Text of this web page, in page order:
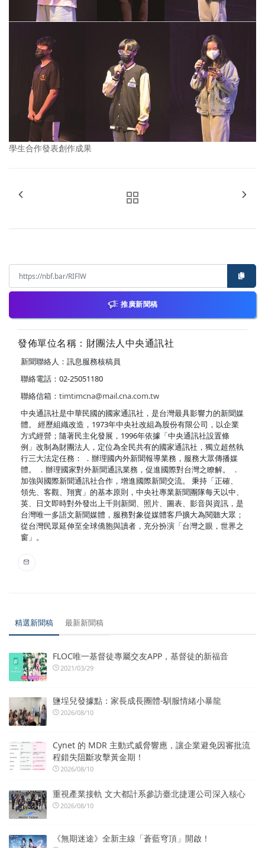
學生合作發表創作成果
推廣新聞稿
發佈單位名稱：財團法人中央通訊社
新聞聯絡人：訊息服務核稿員
聯絡電話：02-25051180
聯絡信箱： timtimcna@mail.cna.com.tw
中央通訊社是中華民國的國家通訊社，是台灣最具影響力的新聞媒
體。 經歷組織改造，1973年中央社改組為股份有限公司，以企業
方式經營；隨著民主化發展，1996年依據「中央通訊社設置條
例」改制為財團法人，定位為全民共有的國家通訊社，獨立超然執
行三大法定任務： ．辦理國內外新聞報導業務，服務大眾傳播媒
體。 ．辦理國家對外新聞通訊業務，促進國際對台灣之瞭解。 ．
加強與國際新聞通訊社合作，增進國際新聞交流。 秉持「正確、
領先、客觀、翔實」的基本原則，中央社專業新聞團隊每天以中、
英、日文即時對外發出上千則新聞、照片、圖表、影音與資訊，是
台灣唯一多語文新聞媒體，服務對象從媒體客戶擴大為閱聽大眾；
從台灣民眾延伸至全球僑胞與讀者，充分扮演「台灣之眼，世界之
窗」。
精選新聞稿 最新新聞稿
FLOC唯一基督徒專屬交友APP，基督徒的新福音
2021/03/29
鹽埕兒發據點：家長成長團體-馴服情緒小暴龍
2026/08/10
Cynet 的 MDR 主動式威脅響應，讓企業避免因審批流
程錯失阻斷攻擊黃金期！
2026/08/10
重視產業接軌 文大都計系參訪臺北捷運公司深入核心
2026/08/10
《無期迷途》全新主線「蒼藍穹頂」開啟！